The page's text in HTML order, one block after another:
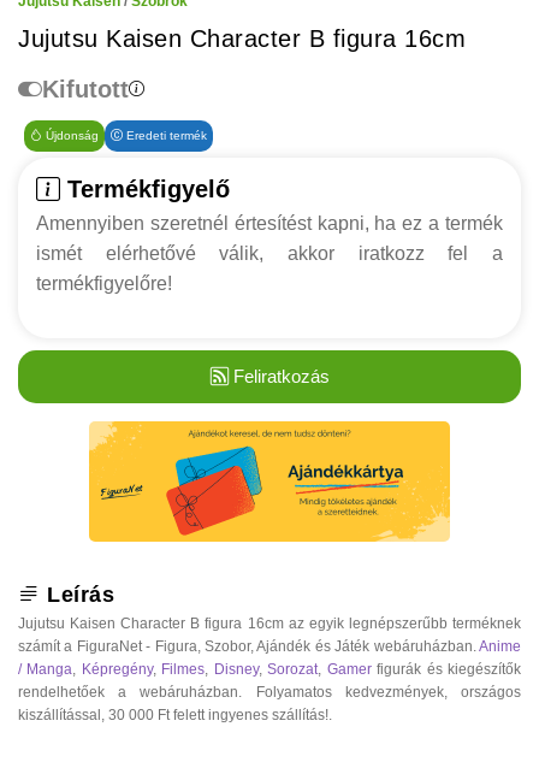
Jujutsu Kaisen Character B figura 16cm
Kifutott
Újdonság Eredeti termék
Termékfigyelő
Amennyiben szeretnél értesítést kapni, ha ez a termék
ismét elérhetővé válik, akkor iratkozz fel a
termékfigyelőre!
Feliratkozás
Leírás
Jujutsu Kaisen Character B figura 16cm az egyik legnépszerűbb terméknek
számít a FiguraNet - Figura, Szobor, Ajándék és Játék webáruházban. Anime
/ Manga
Képregény, Filmes Disney,Sorozat Gamerfigurák és kiegészítők
rendelhetőek a webáruházban. Folyamatos kedvezmények, országos
kiszállítással, 30 000 Ft felett ingyenes szállítás!.